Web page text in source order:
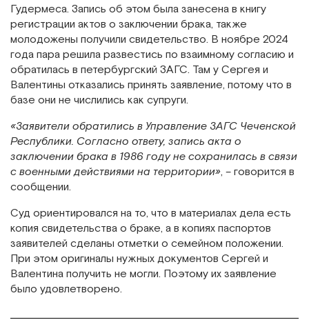
Гудермеса. Запись об этом была занесена в книгу
регистрации актов о заключении брака, также
молодожены получили свидетельство. В ноябре 2024
года пара решила развестись по взаимному согласию и
обратилась в петербургский ЗАГС. Там у Сергея и
Валентины отказались принять заявление, потому что в
базе они не числились как супруги.
«Заявители обратились в Управление ЗАГС Чеченской
Республики. Согласно ответу, запись акта о
заключении брака в 1986 году не сохранилась в связи
с военными действиями на территории», – говорится в
сообщении.
Суд ориентировался на то, что в материалах дела есть
копия свидетельства о браке, а в копиях паспортов
заявителей сделаны отметки о семейном положении.
При этом оригиналы нужных документов Сергей и
Валентина получить не могли. Поэтому их заявление
было удовлетворено.